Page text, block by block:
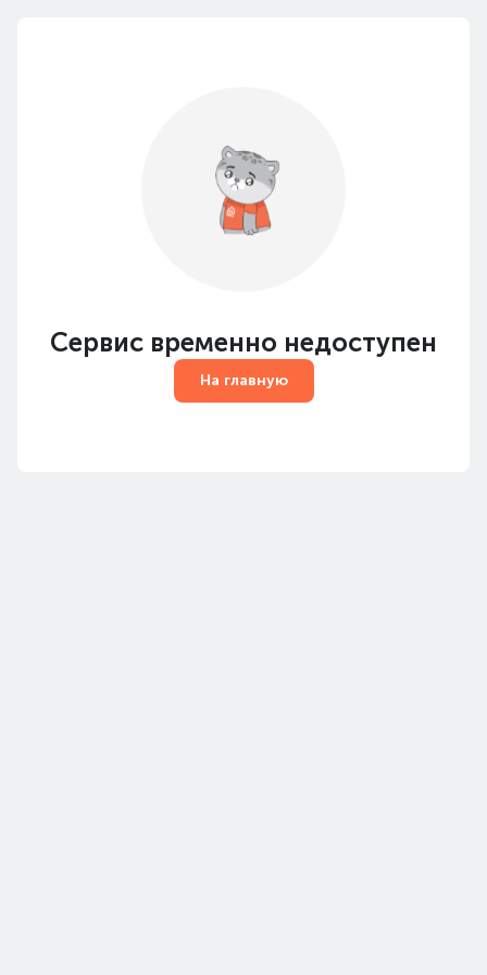
Сервис временно недоступен
На главную